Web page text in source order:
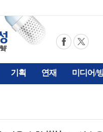
기획 연재 미디어/